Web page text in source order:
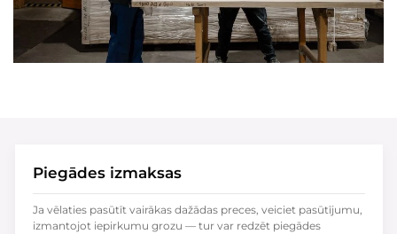
Piegādes izmaksas
Ja vēlaties pasūtīt vairākas dažādas preces, veiciet pasūtījumu,
izmantojot iepirkumu grozu — tur var redzēt piegādes